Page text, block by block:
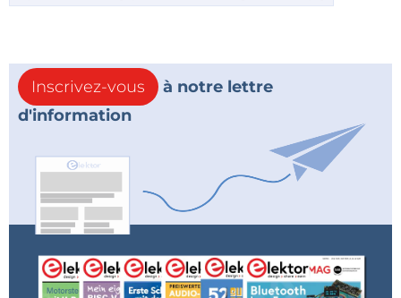
Inscrivez-vous
à notre lettre
d'information